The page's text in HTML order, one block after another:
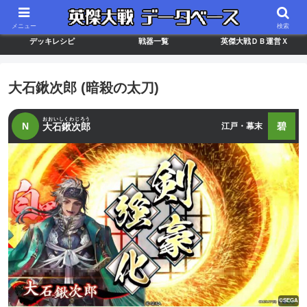
最新バージョン情報 武将ランキング カードリスト
デッキレシピ 戦器一覧 英傑大戦ＤＢ運営Ｘ
大石鍬次郎 (暗殺の太刀)
N 大石鍬次郎
おおいしくわじろう
江戸・幕末 碧
メニュー 検索